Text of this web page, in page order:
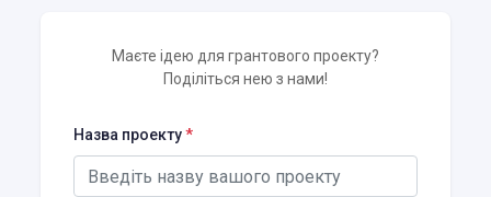
Маєте ідею для грантового проекту?
Поділіться нею з нами!
Назва проекту*